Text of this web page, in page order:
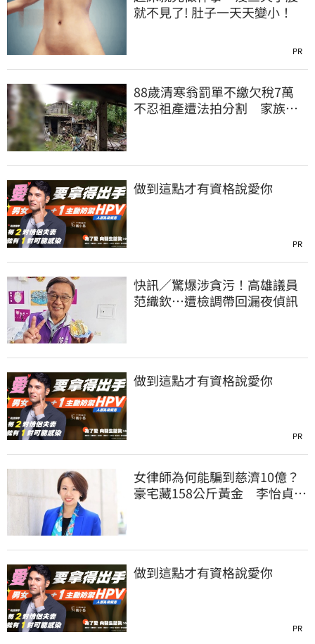
就不見了! 肚子一天天變小！
PR
88歲清寒翁罰單不繳欠稅7萬
不忍祖產遭法拍分割 家族按
做到這點才有資格說愛你
PR
快訊／驚爆涉貪污！高雄議員
范織欽…遭檢調帶回漏夜偵訊
做到這點才有資格說愛你
PR
女律師為何能騙到慈濟10億？
豪宅藏158公斤黃金 李怡貞驚
做到這點才有資格說愛你
PR